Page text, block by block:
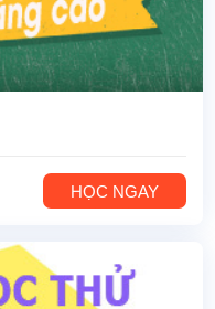
HỌC NGAY